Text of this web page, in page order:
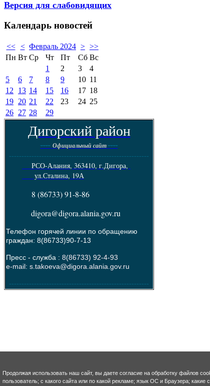
Версия для слабовидящих
Календарь новостей
<< < Февраль 2024 > >>
Пн Вт Ср Чт Пт Сб Вс
1
2 3
4
5
6 7 8 9 10 11
12
13 14 15 16 17 18
19 20 21 22 23 24 25
26 27 28 29
Дигорский район
---- Официальный сайт----
--------------------------------------------------------
РСО-Алания, 363410, г.Дигора,
ул.Сталина, 19А
8 (86733) 91-8-86
digora@digora.alania.gov.ru
Телефон горячей линии по обращению
граждан: 8(86733)90-7-13
Пресс - служба : 8(86733) 92-4-93
e-mail: s.takoeva@digora.alania.gov.ru
--------------------------------------------------------
Продолжая использовать наш сайт, вы даете согласие на обработку файлов
пользователь; с какого сайта или по какой рекламе; язык ОС и Браузера;